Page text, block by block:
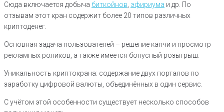
Сюда включается добыча биткойнов, эфириума и др. По
отзывам этот кран содержит более 20 типов различных
криптоденег.
Основная задача пользователей – решение капчи и просмотр
рекламных роликов, а также имеется бонусный розыгрыш.
Уникальность криптокрана: содержание двух порталов по
заработку цифровой валюты, объединённых в один сервис.
С учётом этой особенности существует несколько способов